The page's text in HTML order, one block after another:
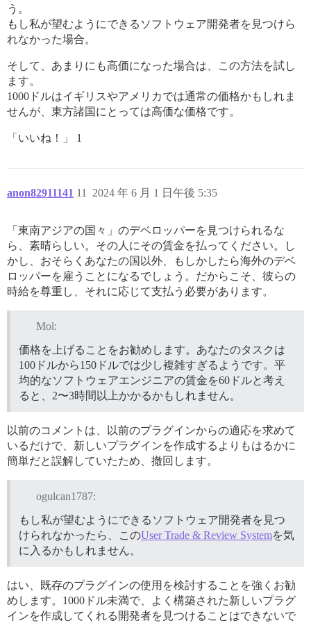
う。
もし私が望むようにできるソフトウェア開発者を見つけら
れなかった場合。
そして、あまりにも高価になった場合は、この方法を試し
ます。
1000ドルはイギリスやアメリカでは通常の価格かもしれま
せんが、東方諸国にとっては高価な価格です。
「いいね！」 1
anon82911141 2024 年 6 月 1 日午後 5:35
11
「東南アジアの国々」のデベロッパーを見つけられるな
ら、素晴らしい。その人にその賃金を払ってください。し
かし、おそらくあなたの国以外、もしかしたら海外のデベ
ロッパーを雇うことになるでしょう。だからこそ、彼らの
時給を尊重し、それに応じて支払う必要があります。
Mol:
価格を上げることをお勧めします。あなたのタスクは
100ドルから150ドルでは少し複雑すぎるようです。平
均的なソフトウェアエンジニアの賃金を60ドルと考え
ると、2〜3時間以上かかるかもしれません。
以前のコメントは、以前のプラグインからの適応を求めて
いるだけで、新しいプラグインを作成するよりもはるかに
簡単だと誤解していたため、撤回します。
ogulcan1787:
もし私が望むようにできるソフトウェア開発者を見つ
けられなかったら、このUser Trade & Review Systemを気
に入るかもしれません。
はい、既存のプラグインの使用を検討することを強くお勧
めします。1000ドル未満で、よく構築された新しいプラグ
インを作成してくれる開発者を見つけることはできないで